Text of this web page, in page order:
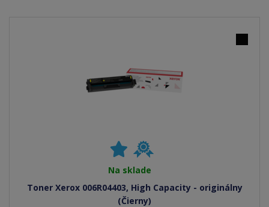
Na sklade
Toner Xerox 006R04403, High Capacity - originálny
(Čierny)